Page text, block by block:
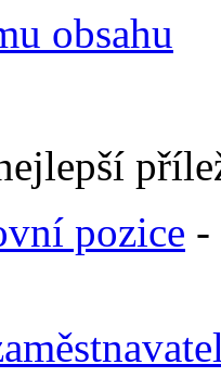
obsahu
pozice -